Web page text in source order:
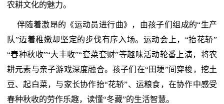
农耕文化的魅力。
伴随着激昂的《运动员进行曲》，由孩子们组成的“生产
队”迈着稚嫩却坚定的步伐有序入场。运动会上，“抬花轿”
“春种秋收”“大丰收”“套菜套财”等趣味活动轮番上演，将农
耕元素与亲子游戏深度融合。孩子们在“田埂”间穿梭，挖土
豆、起白菜，与家长协作抬“花轿”、运粮食，在协作中感受
春种秋收的劳作乐趣，读懂“冬藏”的生活智慧。